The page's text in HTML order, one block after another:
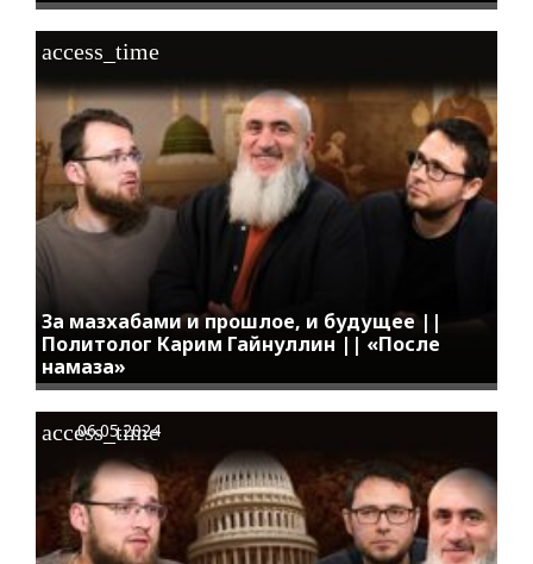
За мазхабами и прошлое, и будущее ||
Политолог Карим Гайнуллин || «После
намаза»
access_time
access_time
06.05.2024